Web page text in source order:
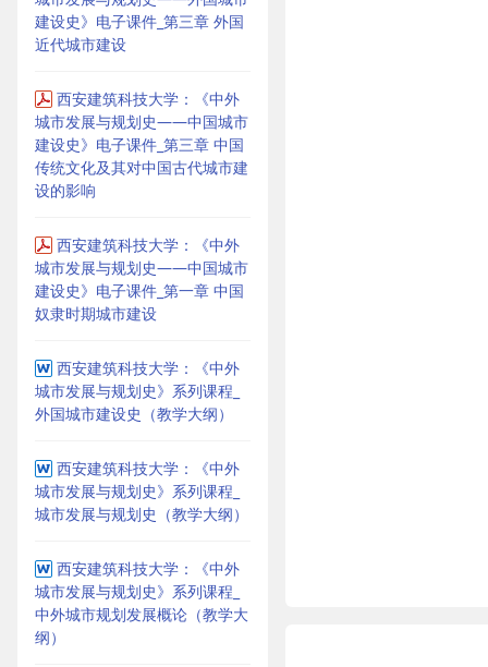
建设史》电子课件_第三章 外国
近代城市建设
西安建筑科技大学：《中外
城市发展与规划史——中国城市
建设史》电子课件_第三章 中国
传统文化及其对中国古代城市建
设的影响
西安建筑科技大学：《中外
城市发展与规划史——中国城市
建设史》电子课件_第一章 中国
奴隶时期城市建设
西安建筑科技大学：《中外
城市发展与规划史》系列课程_
外国城市建设史（教学大纲）
西安建筑科技大学：《中外
城市发展与规划史》系列课程_
城市发展与规划史（教学大纲）
西安建筑科技大学：《中外
城市发展与规划史》系列课程_
中外城市规划发展概论（教学大
纲）